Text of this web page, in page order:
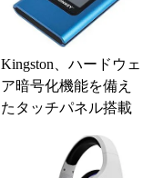
Kingston、ハードウェ
ア暗号化機能を備え
たタッチパネル搭載